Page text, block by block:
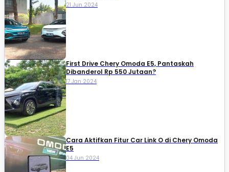
21 Jun 2024
First Drive Chery Omoda E5, Pantaskah
Dibanderol Rp 550 Jutaan?
17 Jan 2024
Cara Aktifkan Fitur Car Link O di Chery Omoda
E5
04 Jun 2024